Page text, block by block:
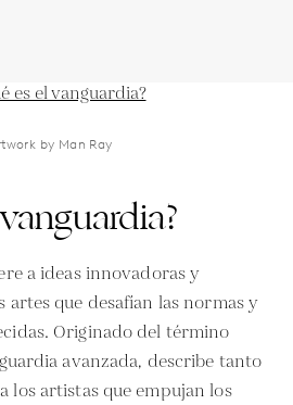
by Man Ray
a ideas innovadoras y
artes que desafían las normas y
Originado del término
avanzada, describe tanto
los artistas que empujan los